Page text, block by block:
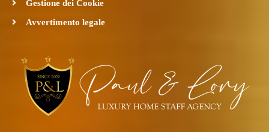
Gestione dei Cookie
Avvertimento legale